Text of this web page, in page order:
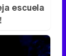
escuela